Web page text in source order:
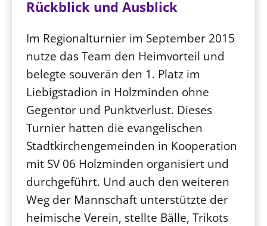
Rückblick und Ausblick
Im Regionalturnier im September 2015
nutze das Team den Heimvorteil und
belegte souverän den 1. Platz im
Liebigstadion in Holzminden ohne
Gegentor und Punktverlust. Dieses
Turnier hatten die evangelischen
Stadtkirchengemeinden in Kooperation
mit SV 06 Holzminden organisiert und
durchgeführt. Und auch den weiteren
Weg der Mannschaft unterstützte der
heimische Verein, stellte Bälle, Trikots